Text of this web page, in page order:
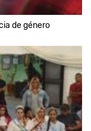
de género